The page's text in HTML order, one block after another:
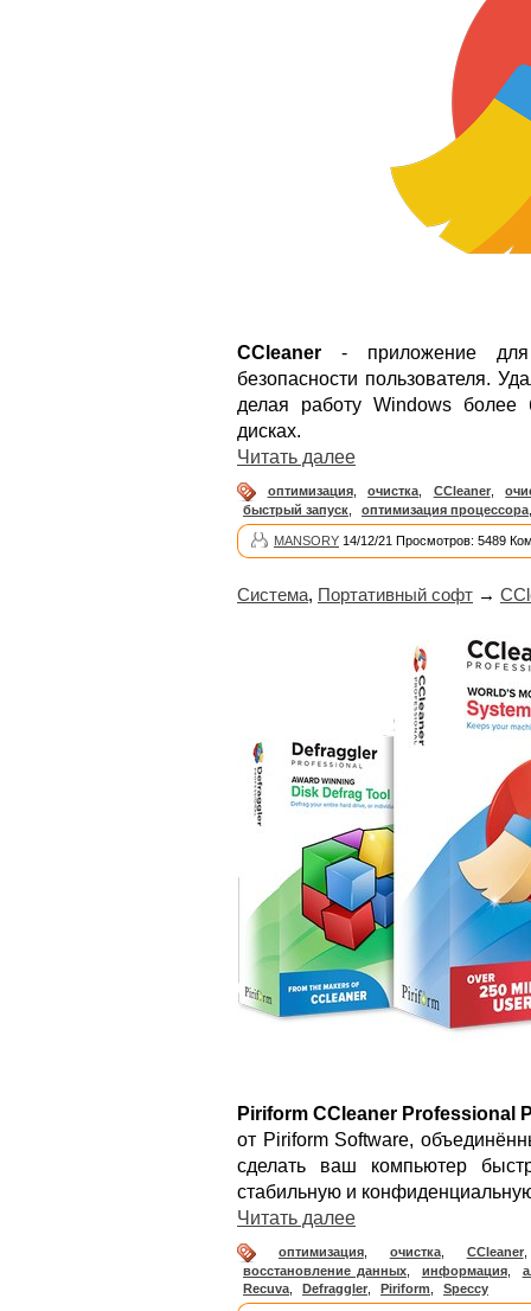
CCleaner - приложение для
безопасности пользователя.
делая работу Windows
дисках.
Читать далее
оптимизация, очистка CCleaner,
быстрый запуск
оптимизация процессора
MANSORY 14/12/21 Просмотров: 5489
Система, Портативный софт →
Piriform CCleaner Professional
от Piriform Software,
сделать ваш компьютер
стабильную и
Читать далее
оптимизация, очистка, CCleaner
восстановление данных, информация,
Recuva
Defraggler Piriform Speccy